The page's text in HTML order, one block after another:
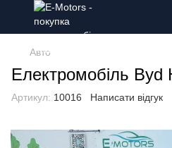
Авто
Електромобіль Byd
Артикул: 10016 Написати відгук